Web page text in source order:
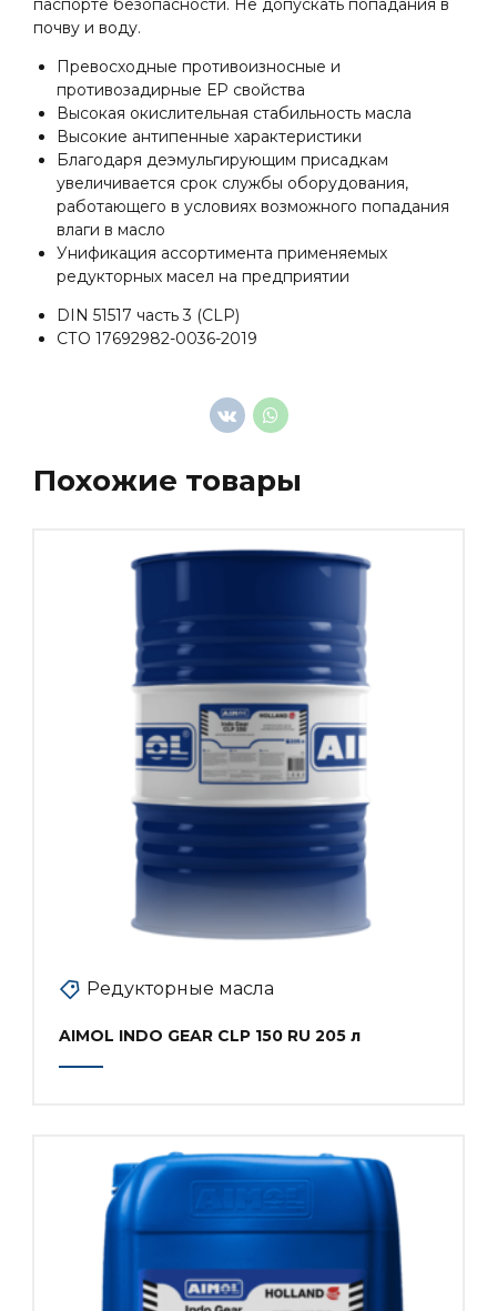
паспорте безопасности. Не допускать попадания в
почву и воду.
Превосходные противоизносные и
противозадирные ЕР свойства
Высокая окислительная стабильность масла
Высокие антипенные характеристики
Благодаря деэмульгирующим присадкам
увеличивается срок службы оборудования,
работающего в условиях возможного попадания
влаги в масло
Унификация ассортимента применяемых
редукторных масел на предприятии
DIN 51517 часть 3 (CLP)
СТО 17692982-0036-2019
Похожие товары
Редукторные масла
AIMOL INDO GEAR CLP 150 RU 205 л